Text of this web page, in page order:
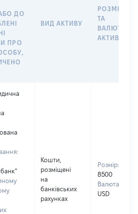
ДО
ПРО
ВИД АКТИВУ
РОЗМІР
ТА
ВАЛЮТА
АКТИВУ
Кошти,
розміщені
на
банківських
рахунках
Розмір:
8500
Валюта:
USD